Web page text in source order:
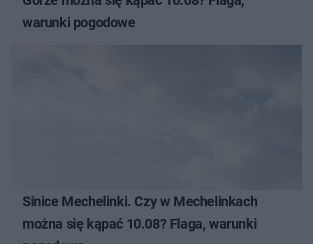
warunki pogodowe
Sinice Mechelinki. Czy w Mechelinkach
można się kąpać 10.08? Flaga, warunki